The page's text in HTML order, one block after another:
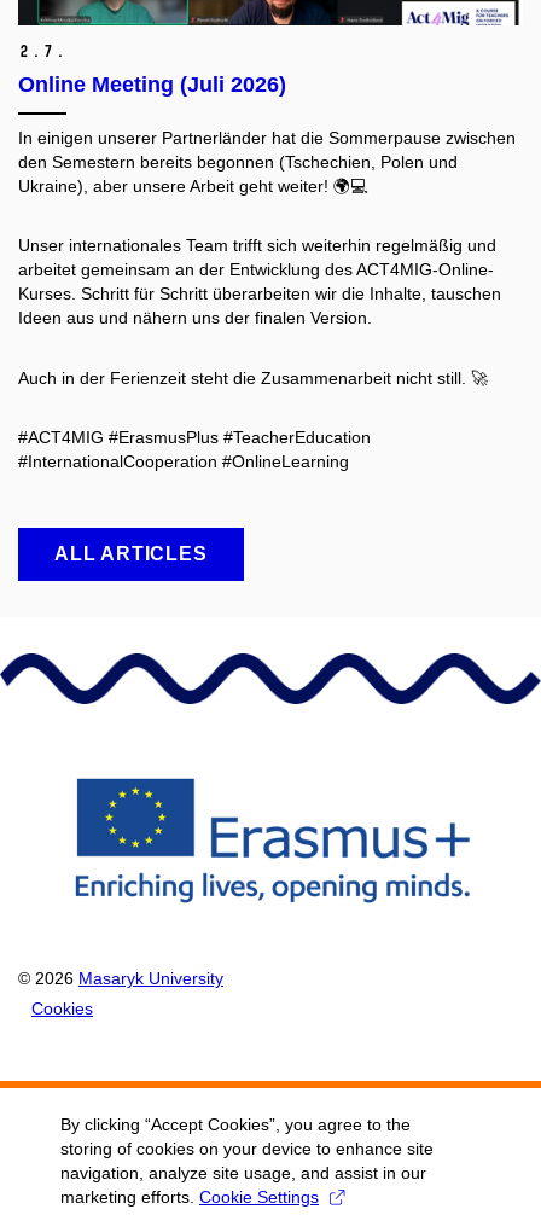
2. 7.
Online Meeting (Juli 2026)
In einigen unserer Partnerländer hat die Sommerpause zwischen
den Semestern bereits begonnen (Tschechien, Polen und
Ukraine), aber unsere Arbeit geht weiter! 🌍💻
Unser internationales Team trifft sich weiterhin regelmäßig und
arbeitet gemeinsam an der Entwicklung des ACT4MIG-Online-
Kurses. Schritt für Schritt überarbeiten wir die Inhalte, tauschen
Ideen aus und nähern uns der finalen Version.
Auch in der Ferienzeit steht die Zusammenarbeit nicht still. 🚀
#ACT4MIG #ErasmusPlus #TeacherEducation
#InternationalCooperation #OnlineLearning
ALL ARTICLES
© 2026 Masaryk University
Cookies
By clicking “Accept Cookies”, you agree to the
storing of cookies on your device to enhance site
navigation, analyze site usage, and assist in our
marketing efforts. Cookie Settings